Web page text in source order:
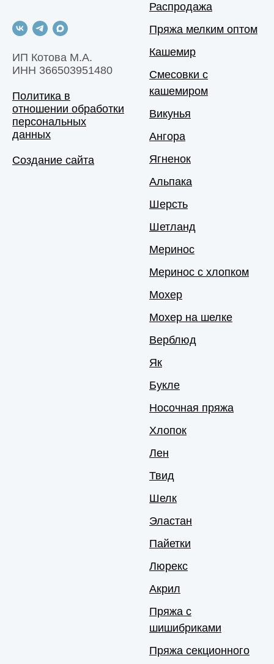
ИП Котова М.А.
ИНН 366503951480
Политика в
отношении обработки
персональных
данных
Создание сайта
Распродажа
Пряжа мелким оптом
Кашемир
Смесовки с
кашемиром
Викунья
Ангора
Ягненок
Альпака
Шерсть
Шетланд
Меринос
Меринос с хлопком
Мохер
Мохер на шелке
Верблюд
Як
Букле
Носочная пряжа
Хлопок
Лен
Твид
Шелк
Эластан
Пайетки
Люрекс
Акрил
Пряжа с
шишибриками
Пряжа секционного